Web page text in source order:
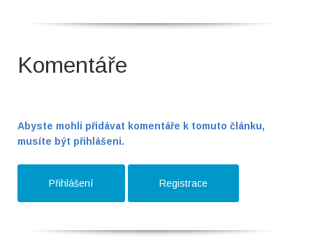
Komentáře
Abyste mohli přidávat komentáře k tomuto článku,
musíte být přihlášeni.
Přihlášení Registrace